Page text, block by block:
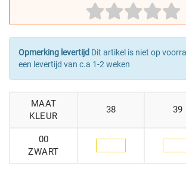
Opmerking levertijd Dit artikel is niet op
een levertijd van c.a 1-2 weken
MAAT
KLEUR
38 39
00
ZWART